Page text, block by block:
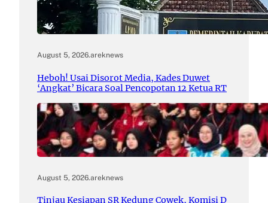
August 5, 2026.areknews
Heboh! Usai Disorot Media, Kades Duwet
‘Angkat’ Bicara Soal Pencopotan 12 Ketua RT
August 5, 2026.areknews
Tinjau Kesiapan SR Kedung Cowek, Komisi D